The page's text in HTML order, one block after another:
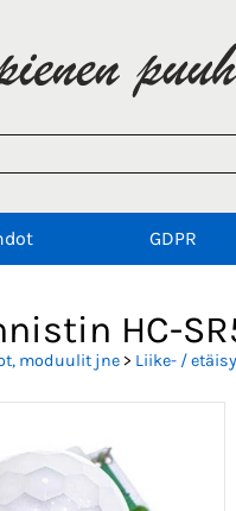
GDPR
HC-
moduulit jne> Liike- /